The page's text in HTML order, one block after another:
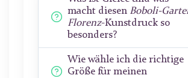
macht diesen Boboli-
Florenz-Kunstdruck so
besonders?
Wie wähle ich die richtige
Größe für meinen